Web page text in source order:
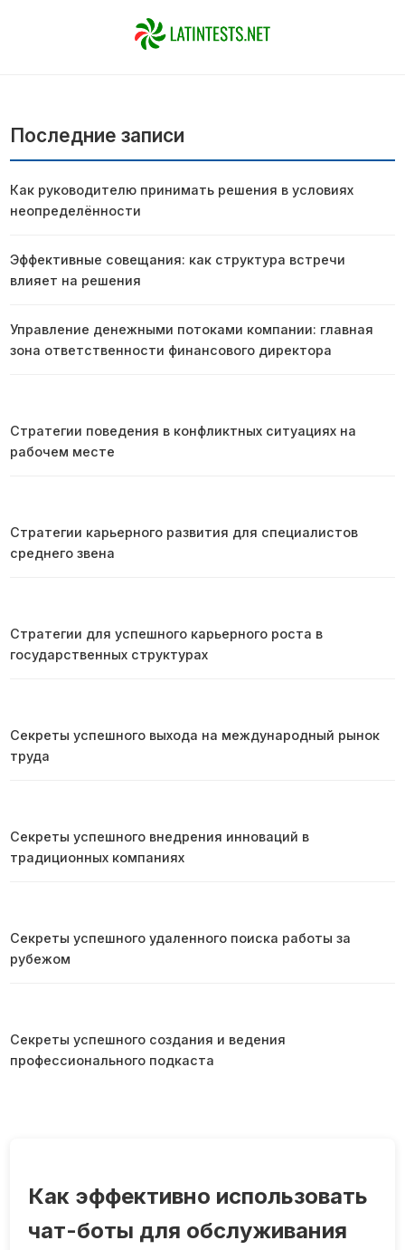
Как эффективно использовать
чат-боты для обслуживания
Последние записи
Как руководителю принимать решения в условиях
неопределённости
Эффективные совещания: как структура встречи
влияет на решения
Управление денежными потоками компании: главная
зона ответственности финансового директора
Стратегии поведения в конфликтных ситуациях на
рабочем месте
Стратегии карьерного развития для специалистов
среднего звена
Стратегии для успешного карьерного роста в
государственных структурах
Секреты успешного выхода на международный рынок
труда
Секреты успешного внедрения инноваций в
традиционных компаниях
Секреты успешного удаленного поиска работы за
рубежом
Секреты успешного создания и ведения
профессионального подкаста